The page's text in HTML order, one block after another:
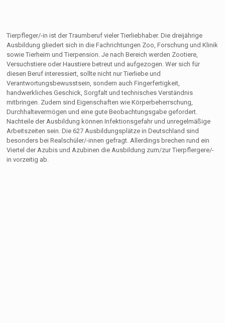
Tierpfleger/-in ist der Traumberuf vieler Tierliebhaber. Die dreijährige
Ausbildung gliedert sich in die Fachrichtungen Zoo, Forschung und Klinik
sowie Tierheim und Tierpension. Je nach Bereich werden Zootiere,
Versuchstiere oder Haustiere betreut und aufgezogen. Wer sich für
diesen Beruf interessiert, sollte nicht nur Tierliebe und
Verantwortungsbewusstsein, sondern auch Fingerfertigkeit,
handwerkliches Geschick, Sorgfalt und technisches Verständnis
mitbringen. Zudem sind Eigenschaften wie Körperbeherrschung,
Durchhaltevermögen und eine gute Beobachtungsgabe gefordert.
Nachteile der Ausbildung können Infektionsgefahr und unregelmäßige
Arbeitszeiten sein. Die 627 Ausbildungsplätze in Deutschland sind
besonders bei Realschüler/-innen gefragt. Allerdings brechen rund ein
Viertel der Azubis und Azubinen die Ausbildung zum/zur Tierpflergere/-
in vorzeitig ab.